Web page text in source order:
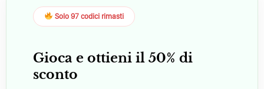
Solo 97 codici rimasti
Gioca e ottieni il 50% di
sconto